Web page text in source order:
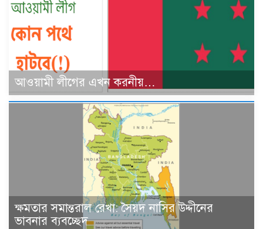
আওয়ামী লীগের এখন করনীয়…
ক্ষমতার সমান্তরাল রেখা: সৈয়দ নাসির উদ্দীনের
ভাবনার ব্যবচ্ছেদ